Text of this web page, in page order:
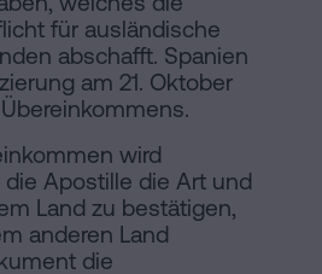
für ausländische
abschafft. Spanien
am 21. Oktober
wird
Apostille die Art und
Land zu bestätigen,
anderen Land
die